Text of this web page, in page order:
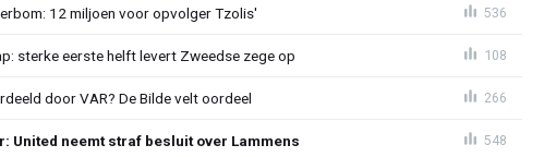
12 miljoen voor opvolger Tzolis' 536
sterke eerste helft levert Zweedse zege op 108
door VAR? De Bilde velt oordeel 266
United neemt straf besluit over Lammens 548